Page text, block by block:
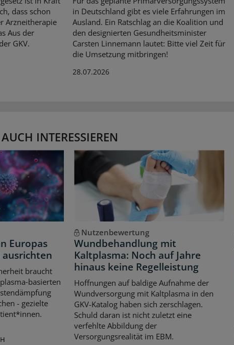
dass schon
Arzneitherapie
Aus der
GKV.
in Deutschland gibt es viele Erfahrungen im
Ausland. Ein Ratschlag an die Koalition und
den designierten Gesundheitsminister
Carsten Linnemann lautet: Bitte viel Zeit für
die Umsetzung mitbringen!
28.07.2026
INTERESSIEREN
Europas
ausrichten
braucht
- gezielte
Nutzenbewertung
Wundbehandlung mit
Kaltplasma: Noch auf Jahre
hinaus keine Regelleistung
Hoffnungen auf baldige Aufnahme der
Wundversorgung mit Kaltplasma in den
GKV-Katalog haben sich zerschlagen.
Schuld daran ist nicht zuletzt eine
verfehlte Abbildung der
Versorgungsrealität im EBM.